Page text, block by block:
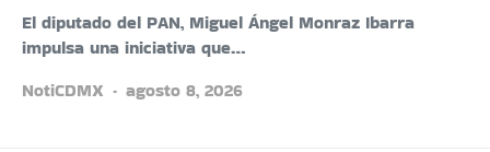
El diputado del PAN, Miguel Ángel Monraz Ibarra
impulsa una iniciativa que…
NotiCDMX
agosto 8, 2026